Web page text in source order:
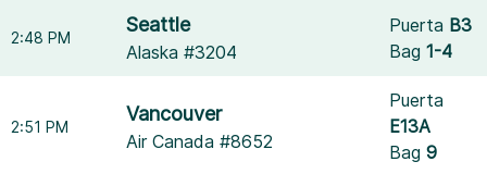
2:48 PM
Seattle
Alaska #3204
Puerta B3
Bag1-4
2:51 PM
Vancouver
Air Canada #8652
Puerta
E13A
Bag9